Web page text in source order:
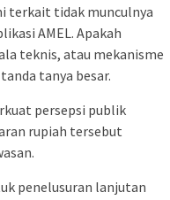
terkait tidak munculnya
AMEL. Apakah
teknis, atau mekanisme
tanya besar.
persepsi publik
rupiah tersebut
penelusuran lanjutan